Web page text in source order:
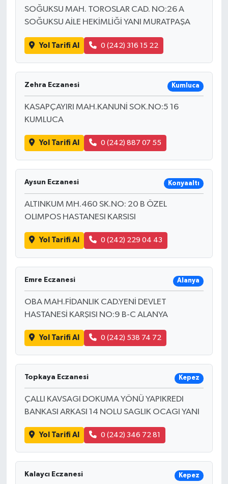
SOĞUKSU MAH. TOROSLAR CAD. NO:26 A
SOĞUKSU AİLE HEKİMLİĞİ YANI MURATPAŞA
Yol Tarifi Al 0 (242) 316 15 22
Zehra Eczanesi Kumluca
KASAPÇAYIRI MAH.KANUNİ SOK.NO:5 16
KUMLUCA
Yol Tarifi Al 0 (242) 887 07 55
Aysun Eczanesi Konyaaltı
ALTINKUM MH.460 SK.NO: 20 B ÖZEL
OLIMPOS HASTANESI KARSISI
Yol Tarifi Al 0 (242) 229 04 43
Emre Eczanesi Alanya
OBA MAH.FİDANLIK CAD.YENİ DEVLET
HASTANESİ KARŞISI NO:9 B-C ALANYA
Yol Tarifi Al 0 (242) 538 74 72
Topkaya Eczanesi Kepez
ÇALLI KAVSAGI DOKUMA YÖNÜ YAPIKREDI
BANKASI ARKASI 14 NOLU SAGLIK OCAGI YANI
Yol Tarifi Al 0 (242) 346 72 81
Kalaycı Eczanesi Kepez